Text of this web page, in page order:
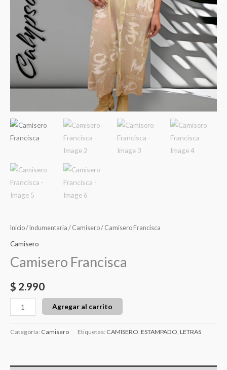
Inicio/ Indumentaria / Camisero/ Camisero Francisca
Camisero
Camisero Francisca
$ 2.990
Agregar al carrito
Categoría: Camisero Etiquetas: CAMISERO, ESTAMPADO, LETRAS